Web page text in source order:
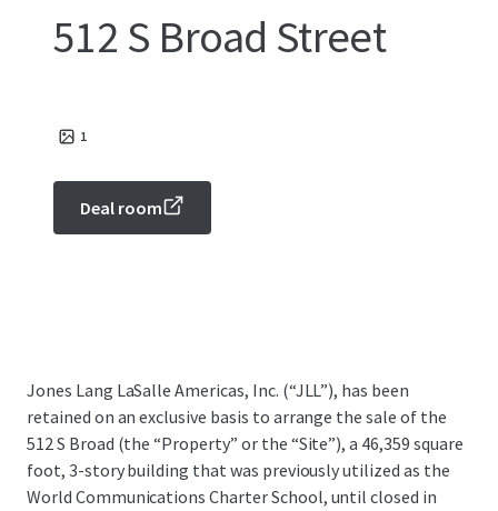
512 S Broad Street
1
Deal room
Jones Lang LaSalle Americas, Inc. (“JLL”), has been
retained on an exclusive basis to arrange the sale of the
512 S Broad (the “Property” or the “Site”), a 46,359 square
foot, 3-story building that was previously utilized as the
World Communications Charter School, until closed in